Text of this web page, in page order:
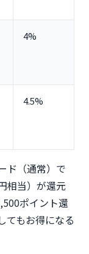
4%
4.5%
ド（通常）で
相当）が還元
ポイント還
てもお得になる